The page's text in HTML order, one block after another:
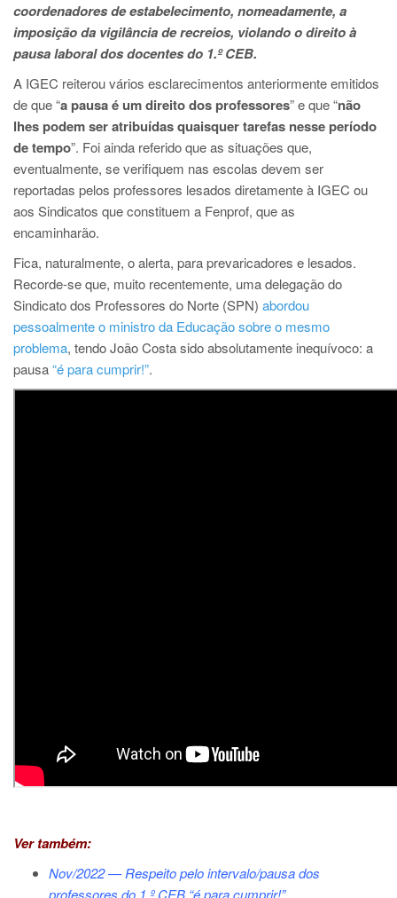
coordenadores de estabelecimento, nomeadamente, a
imposição da vigilância de recreios, violando o direito à
pausa laboral dos docentes do 1.º CEB.
A IGEC reiterou vários esclarecimentos anteriormente emitidos
de que “a pausa é um direito dos professores” e que “não
lhes podem ser atribuídas quaisquer tarefas nesse período
de tempo”. Foi ainda referido que as situações que,
eventualmente, se verifiquem nas escolas devem ser
reportadas pelos professores lesados diretamente à IGEC ou
aos Sindicatos que constituem a Fenprof, que as
encaminharão.
Fica, naturalmente, o alerta, para prevaricadores e lesados.
Recorde-se que, muito recentemente, uma delegação do
Sindicato dos Professores do Norte (SPN) abordou
pessoalmente o ministro da Educação sobre o mesmo
problema, tendo João Costa sido absolutamente inequívoco: a
pausa“é para cumprir!”.
Ver também:
Nov/2022 — Respeito pelo intervalo/pausa dos
professores do 1.º CEB “é para cumprir!”